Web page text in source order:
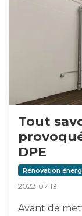
Tout
DPE
Rénovation
2022-07-13
Avant de